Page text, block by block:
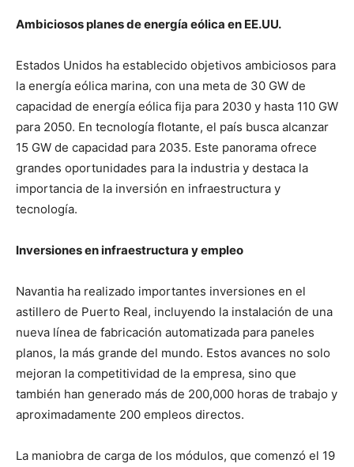
Ambiciosos planes de energía eólica en EE.UU.
Estados Unidos ha establecido objetivos ambiciosos para
la energía eólica marina, con una meta de 30 GW de
capacidad de energía eólica fija para 2030 y hasta 110 GW
para 2050. En tecnología flotante, el país busca alcanzar
15 GW de capacidad para 2035. Este panorama ofrece
grandes oportunidades para la industria y destaca la
importancia de la inversión en infraestructura y
tecnología.
Inversiones en infraestructura y empleo
Navantia ha realizado importantes inversiones en el
astillero de Puerto Real, incluyendo la instalación de una
nueva línea de fabricación automatizada para paneles
planos, la más grande del mundo. Estos avances no solo
mejoran la competitividad de la empresa, sino que
también han generado más de 200,000 horas de trabajo y
aproximadamente 200 empleos directos.
La maniobra de carga de los módulos, que comenzó el 19